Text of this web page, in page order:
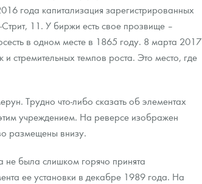
года капитализация зарегистрированных
11. У биржи есть свое прозвище –
в одном месте в 1865 году. 8 марта 2017
стремительных темпов роста. Это место, где
Трудно что-либо сказать об элементах
учреждением. На реверсе изображен
размещены внизу.
была слишком горячо принята
ее установки в декабре 1989 года. На